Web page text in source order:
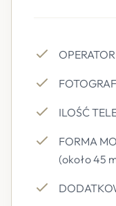
ILOŚĆ
FORMA
(około 45